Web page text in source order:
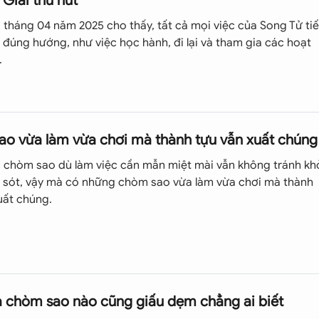
Typhon bất thình lình ngoi lên mặt nước và định hủy
hoặc của Kronos và Hera. Dù cha mẹ là ai, Typhon vẫn mạnh
chọc trời, cùng các đầu rồng có sức mạnh vô cùng lợi hại
bại bất cứ vị thần nào trên đỉnh Olympus.
2 con cá đan đuôi vào nhau. Biểu tượng này có ý nghĩa
đẹp và thần tình yêu thoát khỏi bàn tay con quỷ Typhon độc
họ nhận chịu những thiệt thòi để đổi lấy sự an bình nơi
và thường muốn thoát ra những ràng buộc chung quanh.
04 năm 2025 cho thấy, tất cả mọi việc của Song Tử
hướng, như việc học hành, đi lại và tham gia các hoạt
vừa làm vừa chơi mà thành tựu vẫn xuất chúng
sao dù làm việc cần mẫn miệt mài vẫn không tránh
sót, vậy mà có những chòm sao vừa làm vừa chơi mà thành
chúng.
chòm sao nào cũng giấu dẹm chẳng ai biết